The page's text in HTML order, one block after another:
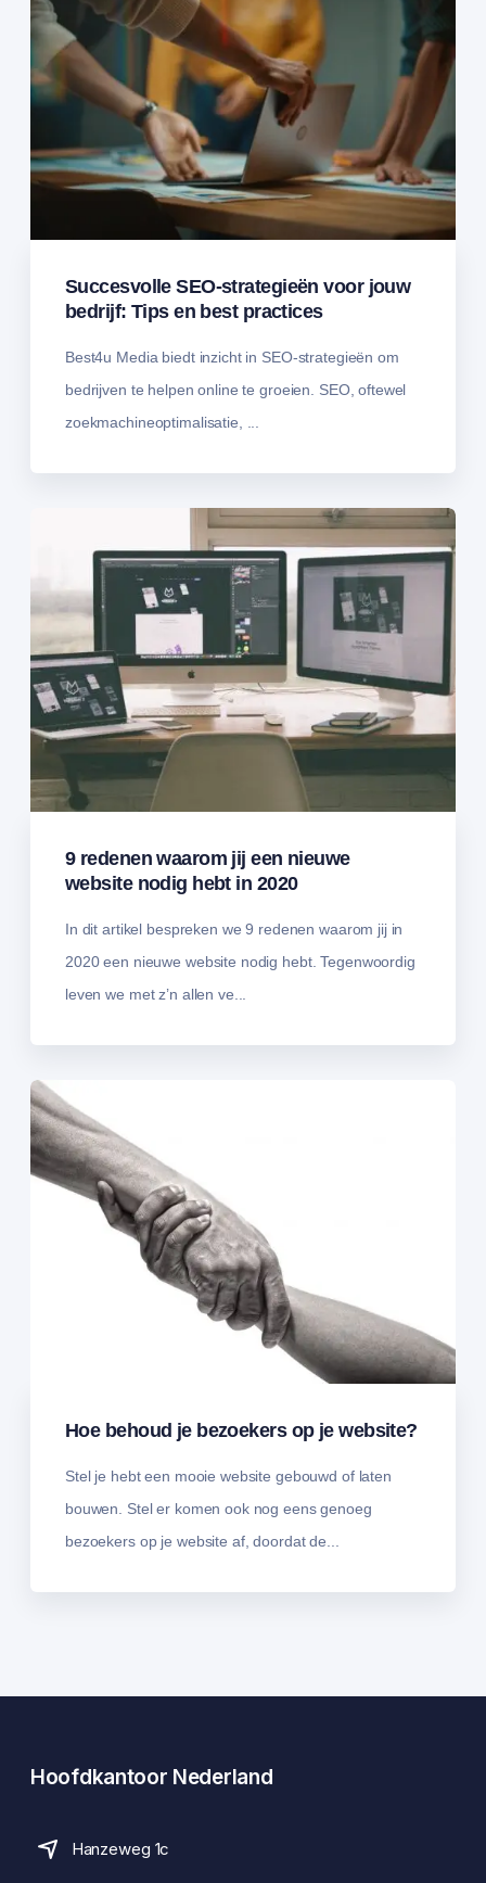
Succesvolle SEO-strategieën voor jouw
bedrijf: Tips en best practices
Best4u Media biedt inzicht in SEO-strategieën om
bedrijven te helpen online te groeien. SEO, oftewel
zoekmachineoptimalisatie, ...
9 redenen waarom jij een nieuwe
website nodig hebt in 2020
In dit artikel bespreken we 9 redenen waarom jij in
2020 een nieuwe website nodig hebt. Tegenwoordig
leven we met z’n allen ve...
Hoe behoud je bezoekers op je website?
Stel je hebt een mooie website gebouwd of laten
bouwen. Stel er komen ook nog eens genoeg
bezoekers op je website af, doordat de...
Hoofdkantoor Nederland
Hanzeweg 1c